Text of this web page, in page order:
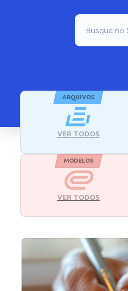
ARQUIVOS
VER TODOS
MODELOS
VER TODOS